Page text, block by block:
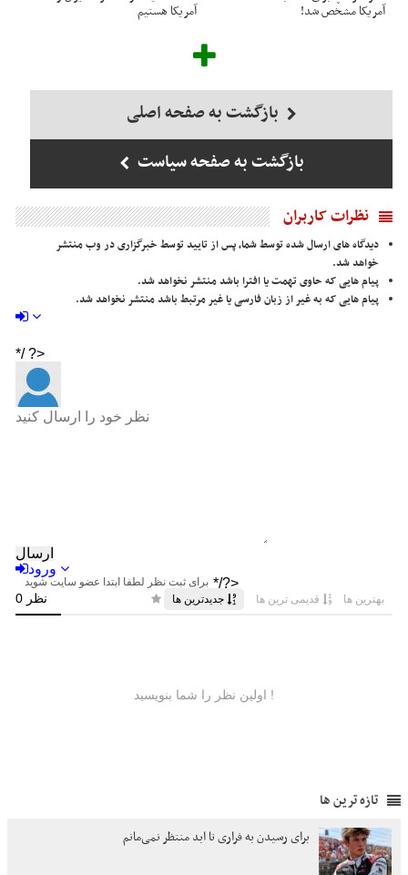
آمریکا مشخص شد! آمریکا هستیم
بازگشت به صفحه اصلی
بازگشت به صفحه سیاست
نظرات کاربران
دیدگاه های ارسال شده توسط شما، پس از تایید توسط خبرگزاری در وب منتشر
خواهد شد.
پیام هایی که حاوی تهمت یا افترا باشد منتشر نخواهد شد.
پیام هایی که به غیر از زبان فارسی یا غیر مرتبط باشد منتشر نخواهد شد.
تازه ترین ها
برای رسیدن به فراری تا ابد منتظر نمی‌مانم